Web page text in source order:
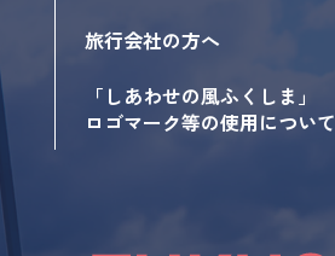
旅行会社の方へ
「しあわせの風ふくしま」
ロゴマーク等の使用について